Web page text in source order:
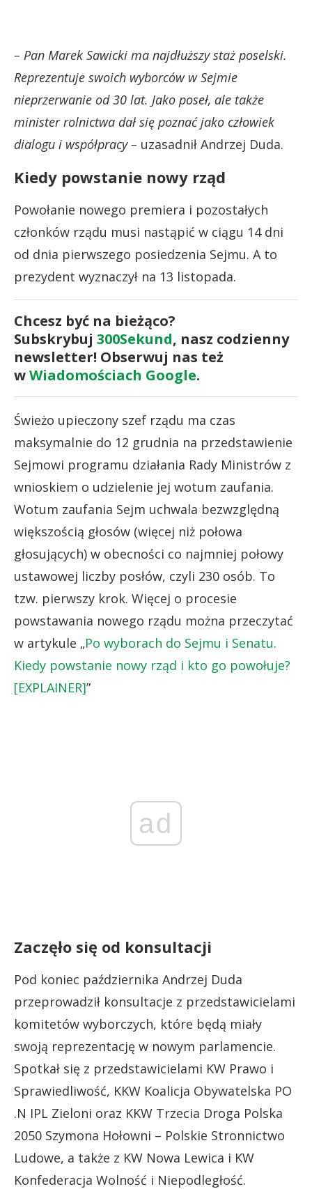
– Pan Marek Sawicki ma najdłuższy staż poselski.
Reprezentuje swoich wyborców w Sejmie
nieprzerwanie od 30 lat. Jako poseł, ale także
minister rolnictwa dał się poznać jako człowiek
dialogu i współpracy – uzasadnił Andrzej Duda.
Kiedy powstanie nowy rząd
Powołanie nowego premiera i pozostałych
członków rządu musi nastąpić w ciągu 14 dni
od dnia pierwszego posiedzenia Sejmu. A to
prezydent wyznaczył na 13 listopada.
Chcesz być na bieżąco?
Subskrybuj 300Sekund, nasz codzienny
newsletter! Obserwuj nas też
wWiadomościach Google.
Świeżo upieczony szef rządu ma czas
maksymalnie do 12 grudnia na przedstawienie
Sejmowi programu działania Rady Ministrów z
wnioskiem o udzielenie jej wotum zaufania.
Wotum zaufania Sejm uchwala bezwzględną
większością głosów (więcej niż połowa
głosujących) w obecności co najmniej połowy
ustawowej liczby posłów, czyli 230 osób. To
tzw. pierwszy krok. Więcej o procesie
powstawania nowego rządu można przeczytać
w artykule „Po wyborach do Sejmu i Senatu.
Kiedy powstanie nowy rząd i kto go powołuje?
[EXPLAINER]”
ad
Zaczęło się od konsultacji
Pod koniec października Andrzej Duda
przeprowadził konsultacje z przedstawicielami
komitetów wyborczych, które będą miały
swoją reprezentację w nowym parlamencie.
Spotkał się z przedstawicielami KW Prawo i
Sprawiedliwość, KKW Koalicja Obywatelska PO
.N IPL Zieloni oraz KKW Trzecia Droga Polska
2050 Szymona Hołowni – Polskie Stronnictwo
Ludowe, a także z KW Nowa Lewica i KW
Konfederacja Wolność i Niepodległość.